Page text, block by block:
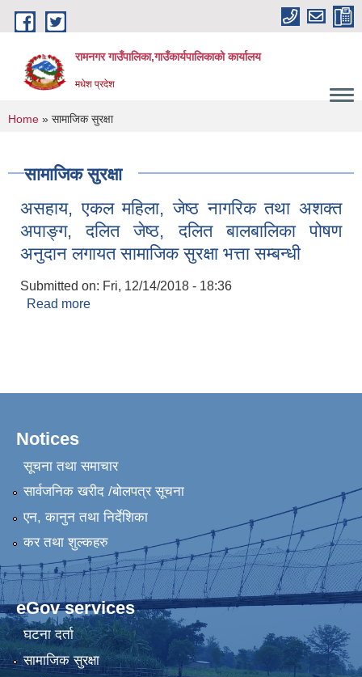
Skip to main content
रामनगर गाउँपालिका,गाउँकार्यपालिकाको कार्यालय
मधेश प्रदेश
You are here
Home » सामाजिक सुरक्षा
सामाजिक सुरक्षा
असहाय, एकल महिला, जेष्ठ नागरिक तथा अशक्त
अपाङ्ग, दलित जेष्ठ, दलित बालबालिका पोषण
अनुदान लगायत सामाजिक सुरक्षा भत्ता सम्बन्धी
Submitted on: Fri, 12/14/2018 - 18:36
Read more
Notices
सूचना तथा समाचार
सार्वजनिक खरीद /बोलपत्र सूचना
एन, कानुन तथा निर्देशिका
कर तथा शुल्कहरु
eGov services
घटना दर्ता
सामाजिक सुरक्षा